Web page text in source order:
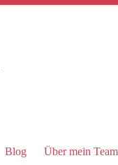
Blog Über mein